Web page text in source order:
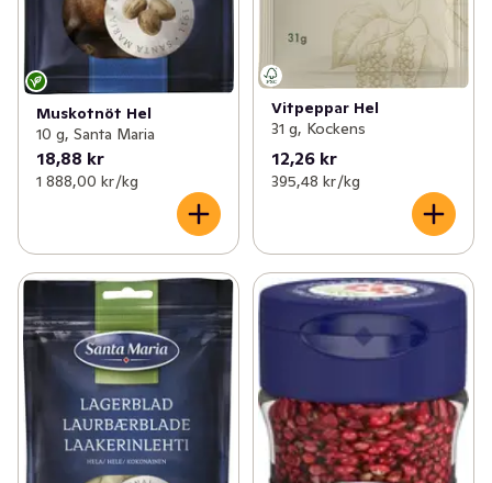
Muskotnöt Hel
10 g, Santa Maria
18,88 kr
1 888,00 kr /kg
Vitpeppar Hel
31 g, Kockens
12,26 kr
395,48 kr /kg